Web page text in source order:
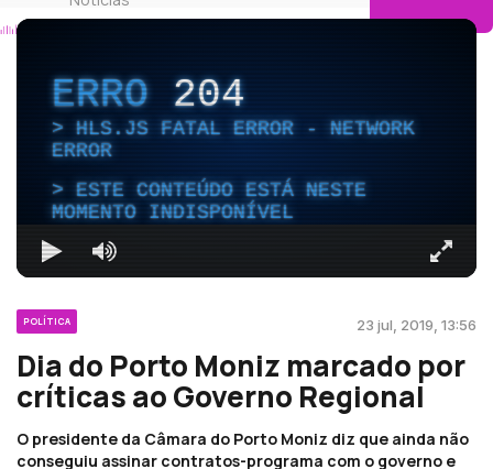
ERRO204
HLS.JS FATAL ERROR - NETWORK
ERROR
ESTE CONTEÚDO ESTÁ NESTE
MOMENTO INDISPONÍVEL
POLÍTICA 23 jul, 2019, 13:56
Dia do Porto Moniz marcado por
críticas ao Governo Regional
O presidente da Câmara do Porto Moniz diz que ainda não
conseguiu assinar contratos-programa com o governo e